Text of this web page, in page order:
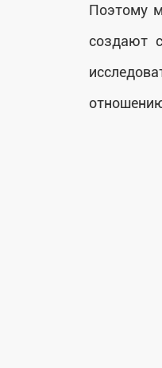
Поэтому
создают